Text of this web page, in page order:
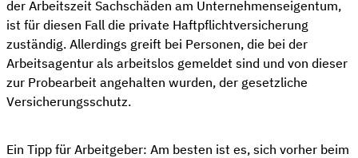
der Arbeitszeit Sachschäden am Unternehmenseigentum,
ist für diesen Fall die private Haftpflichtversicherung
zuständig. Allerdings greift bei Personen, die bei der
Arbeitsagentur als arbeitslos gemeldet sind und von dieser
zur Probearbeit angehalten wurden, der gesetzliche
Versicherungsschutz.
Ein Tipp für Arbeitgeber: Am besten ist es, sich vorher beim